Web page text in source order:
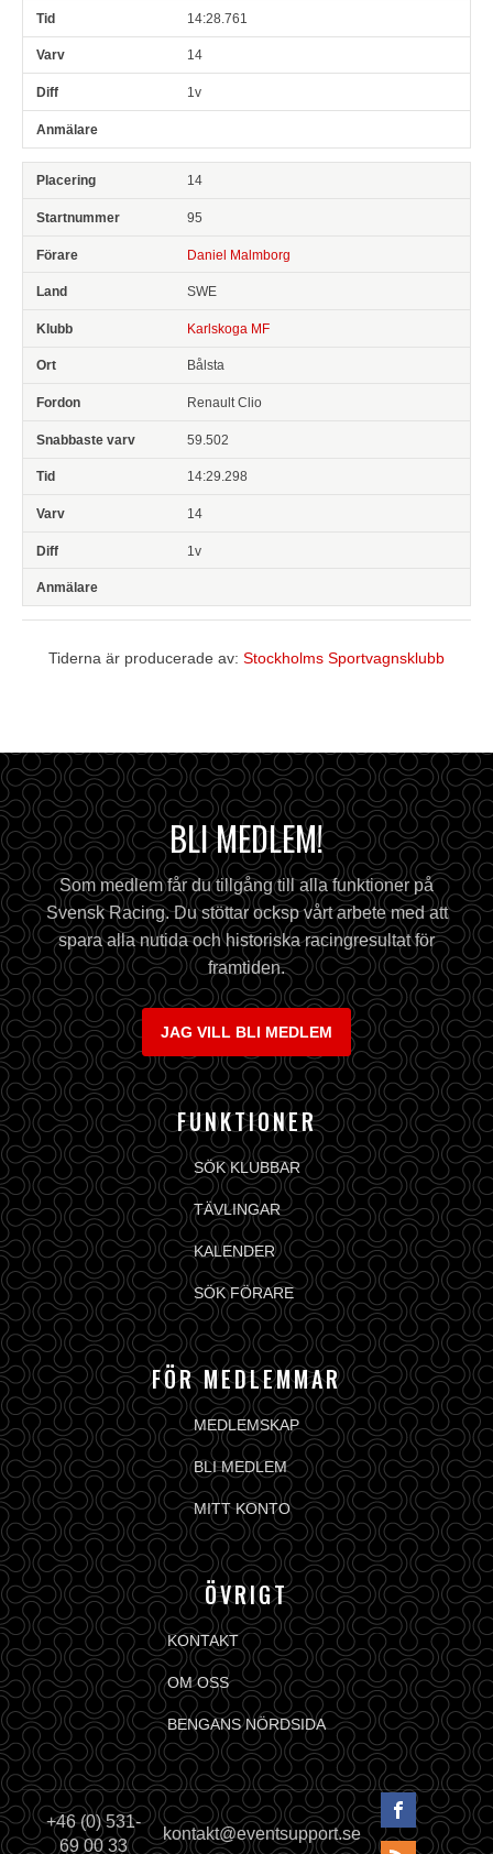
14:28.761
14
1v
14
95
Daniel Malmborg
SWE
Karlskoga MF
Bålsta
Renault Clio
59.502
14:29.298
14
1v
Tiderna är producerade av: Stockholms Sportvagnsklubb
BLI MEDLEM!
Som medlem får du tillgång till alla funktioner på
Svensk Racing. Du stöttar ocksp vårt arbete med att
spara alla nutida och historiska racingresultat för
framtiden.
JAG VILL BLI MEDLEM
FUNKTIONER
SÖK KLUBBAR
TÄVLINGAR
KALENDER
SÖK FÖRARE
FÖR MEDLEMMAR
MEDLEMSKAP
BLI MEDLEM
MITT KONTO
ÖVRIGT
KONTAKT
OM OSS
BENGANS NÖRDSIDA
+46 (0) 531-
69 00 33
kontakt@eventsupport.se